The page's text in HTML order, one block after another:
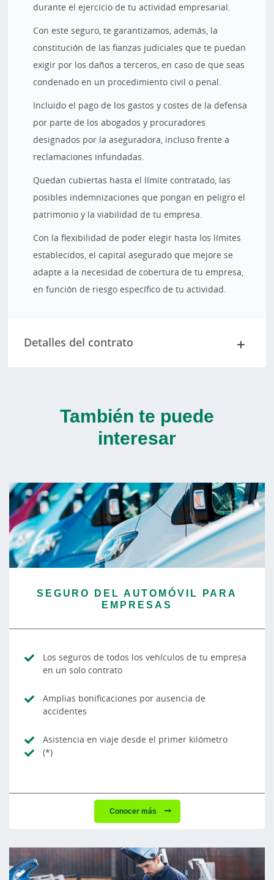
durante el ejercicio de tu actividad empresarial.
Con este seguro, te garantizamos, además, la
constitución de las fianzas judiciales que te puedan
exigir por los daños a terceros, en caso de que seas
condenado en un procedimiento civil o penal.
Incluido el pago de los gastos y costes de la defensa
por parte de los abogados y procuradores
designados por la aseguradora, incluso frente a
reclamaciones infundadas.
Quedan cubiertas hasta el límite contratado, las
posibles indemnizaciones que pongan en peligro el
patrimonio y la viabilidad de tu empresa.
Con la flexibilidad de poder elegir hasta los límites
establecidos, el capital asegurado que mejore se
adapte a la necesidad de cobertura de tu empresa,
en función de riesgo específico de tu actividad.
Detalles del contrato
También te puede
interesar
SEGURO DEL AUTOMÓVIL PARA
EMPRESAS
Los seguros de todos los vehículos de tu empresa
en un solo contrato
Amplias bonificaciones por ausencia de
accidentes
Asistencia en viaje desde el primer kilómetro
(*)
Conocer más